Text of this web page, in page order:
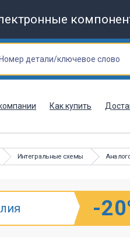
Как купить
Интегральные схемы
-